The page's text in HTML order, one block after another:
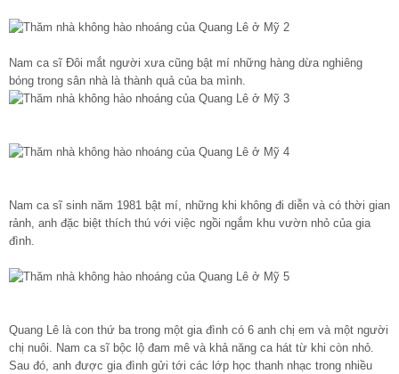
Nam ca sĩ Đôi mắt người xưa cũng bật mí những hàng dừa nghiêng
bóng trong sân nhà là thành quả của ba mình.
Nam ca sĩ sinh năm 1981 bật mí, những khi không đi diễn và có thời gian
rảnh, anh đặc biệt thích thú với việc ngồi ngắm khu vườn nhỏ của gia
đình.
Quang Lê là con thứ ba trong một gia đình có 6 anh chị em và một người
chị nuôi. Nam ca sĩ bộc lộ đam mê và khả năng ca hát từ khi còn nhỏ.
Sau đó, anh được gia đình gửi tới các lớp học thanh nhạc trong nhiều